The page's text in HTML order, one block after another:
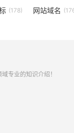
(178) 网站域名
专业的知识介绍！